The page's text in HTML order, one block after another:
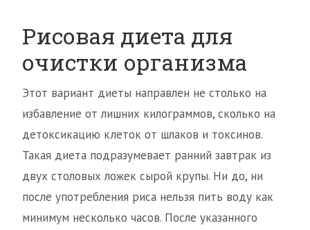
Рисовая диета для
очистки организма
Этот вариант диеты направлен не столько на
избавление от лишних килограммов, сколько на
детоксикацию клеток от шлаков и токсинов.
Такая диета подразумевает ранний завтрак из
двух столовых ложек сырой крупы. Ни до, ни
после употребления риса нельзя пить воду как
минимум несколько часов. После указанного